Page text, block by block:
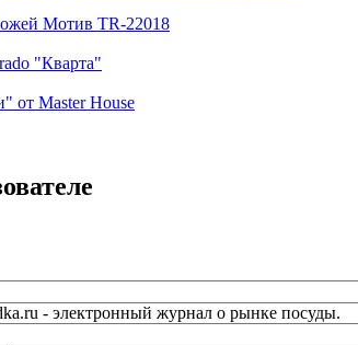
Мотив TR-22018
"Кварта"
от Master House
- электронный журнал о рынке посуды.